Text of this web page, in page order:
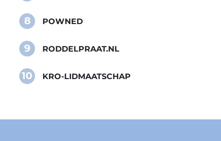
8 POWNED
9 RODDELPRAAT.NL
10 KRO-LIDMAATSCHAP